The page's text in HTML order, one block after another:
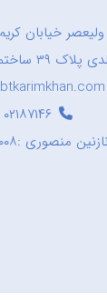
خیابان
ساختمان کریم خان
۰۲۱۸۷۱۴۶
نازنین منصوری :۰۹۱۲۸۴۷۹۰۰۸